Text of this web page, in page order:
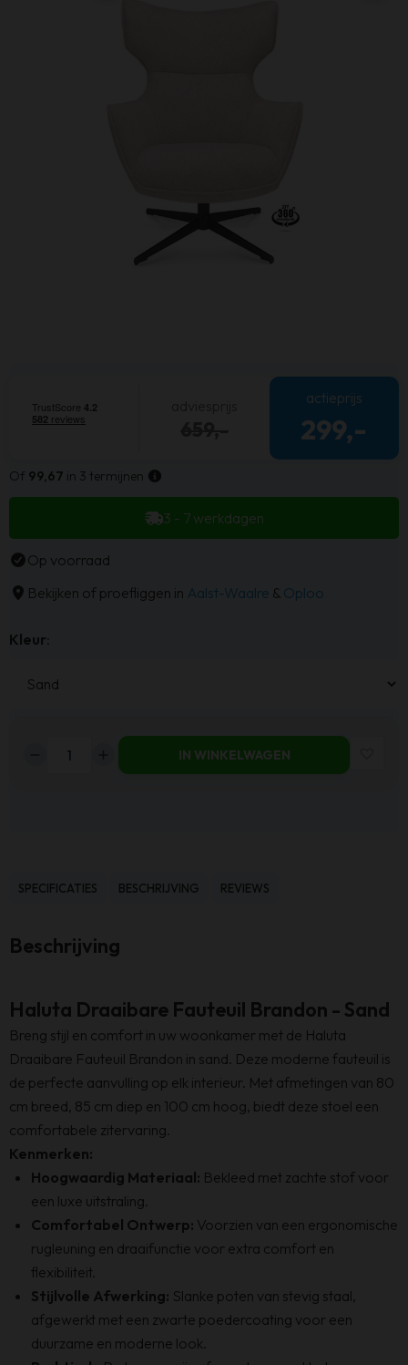
actieprijs
299,-
Of 99,67 in 3 termijnen
3 - 7 werkdagen
Op voorraad
Bekijken of proefliggen in Aalst-Waalre & Oploo
Kleur
Sand
IN WINKELWAGEN
SPECIFICATIES BESCHRIJVING REVIEWS
Beschrijving
Haluta Draaibare Fauteuil Brandon - Sand
Breng stijl en comfort in uw woonkamer met de Haluta
Draaibare Fauteuil Brandon in sand. Deze moderne fauteuil is
de perfecte aanvulling op elk interieur. Met afmetingen van 80
cm breed, 85 cm diep en 100 cm hoog, biedt deze stoel een
comfortabele zitervaring.
Kenmerken:
Hoogwaardig Materiaal: Bekleed met zachte stof voor
een luxe uitstraling.
Comfortabel Ontwerp: Voorzien van een ergonomische
rugleuning en draaifunctie voor extra comfort en
flexibiliteit.
Stijlvolle Afwerking: Slanke poten van stevig staal,
afgewerkt met een zwarte poedercoating voor een
duurzame en moderne look.